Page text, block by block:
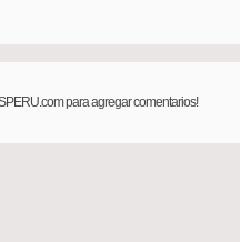
para agregar comentarios!